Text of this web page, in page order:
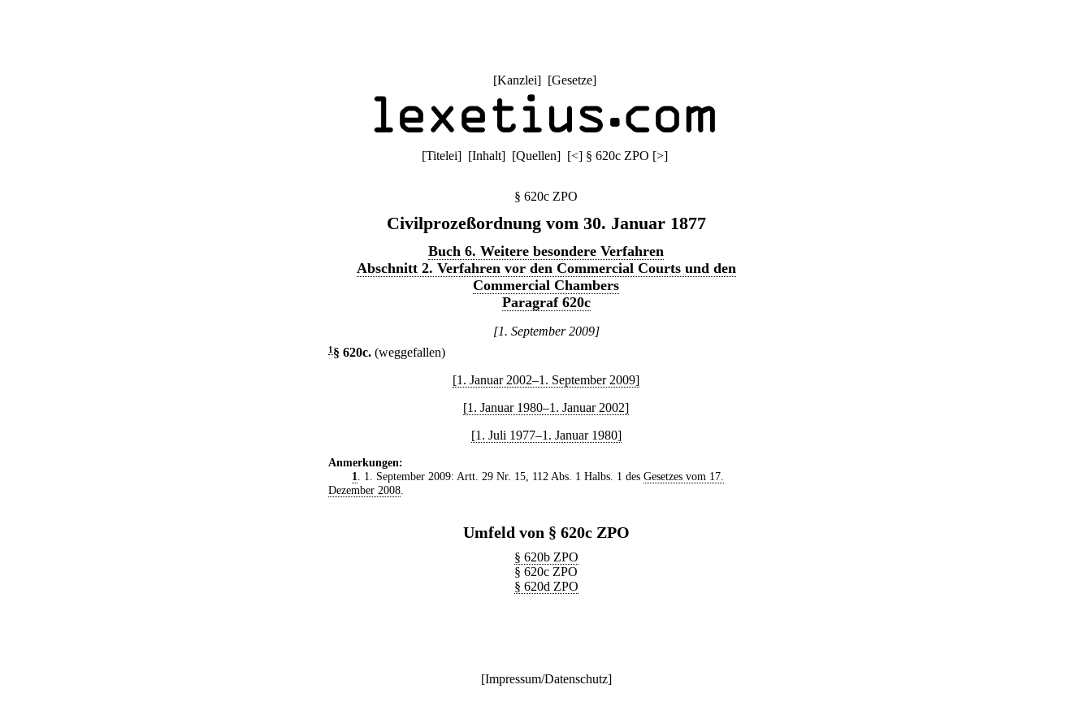
[Kanzlei] [Gesetze]
[Titelei] [Inhalt] [Quellen] [<] § 620c ZPO [>]
§ 620c ZPO
Civilprozeßordnung vom 30. Januar 1877
Buch 6. Weitere besondere Verfahren
Abschnitt 2. Verfahren vor den Commercial Courts und den
Commercial Chambers
Paragraf 620c
[1. September 2009]
1 § 620c. (weggefallen)
[1. Januar 2002–1. September 2009]
[1. Januar 1980–1. Januar 2002]
[1. Juli 1977–1. Januar 1980]
Anmerkungen:
1
. 1. September 2009: Artt. 29 Nr. 15, 112 Abs. 1 Halbs. 1 des Gesetzes vom 17.
Dezember 2008
Umfeld von § 620c ZPO
§ 620b ZPO
§ 620c ZPO
§ 620d ZPO
[Impressum/Datenschutz]